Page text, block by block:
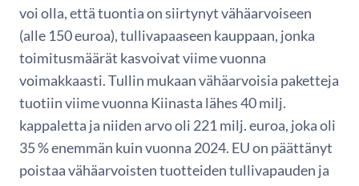
voi olla, että tuontia on siirtynyt vähäarvoiseen
(alle 150 euroa), tullivapaaseen kauppaan, jonka
toimitusmäärät kasvoivat viime vuonna
voimakkaasti. Tullin mukaan vähäarvoisia paketteja
tuotiin viime vuonna Kiinasta lähes 40 milj.
kappaletta ja niiden arvo oli 221 milj. euroa, joka oli
35 % enemmän kuin vuonna 2024. EU on päättänyt
poistaa vähäarvoisten tuotteiden tullivapauden ja